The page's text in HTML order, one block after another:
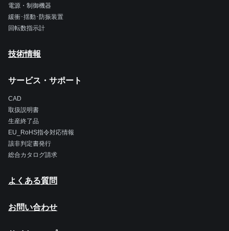
電源・制御機器
緩衝･揺動･防振装置
回転数指示計
技術情報
サービス・サポート
CAD
取扱説明書
生産終了品
EU_RoHS指令対応情報
該非判定書発行
総合カタログ請求
よくある質問
お問い合わせ